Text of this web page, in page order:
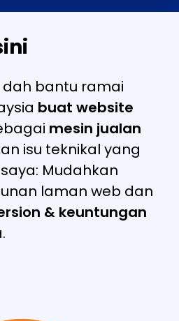
dah bantu ramai
buat website
mesin jualan
isu teknikal yang
Mudahkan
laman web dan
& keuntungan